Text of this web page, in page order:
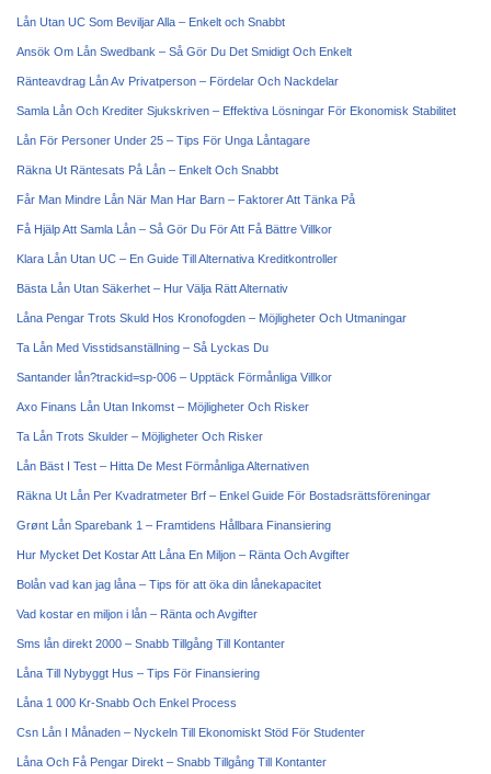
Lån Utan UC Som Beviljar Alla – Enkelt och Snabbt
Ansök Om Lån Swedbank – Så Gör Du Det Smidigt Och Enkelt
Ränteavdrag Lån Av Privatperson – Fördelar Och Nackdelar
Samla Lån Och Krediter Sjukskriven – Effektiva Lösningar För Ekonomisk Stabilitet
Lån För Personer Under 25 – Tips För Unga Låntagare
Räkna Ut Räntesats På Lån – Enkelt Och Snabbt
Får Man Mindre Lån När Man Har Barn – Faktorer Att Tänka På
Få Hjälp Att Samla Lån – Så Gör Du För Att Få Bättre Villkor
Klara Lån Utan UC – En Guide Till Alternativa Kreditkontroller
Bästa Lån Utan Säkerhet – Hur Välja Rätt Alternativ
Låna Pengar Trots Skuld Hos Kronofogden – Möjligheter Och Utmaningar
Ta Lån Med Visstidsanställning – Så Lyckas Du
Santander lån?trackid=sp-006 – Upptäck Förmånliga Villkor
Axo Finans Lån Utan Inkomst – Möjligheter Och Risker
Ta Lån Trots Skulder – Möjligheter Och Risker
Lån Bäst I Test – Hitta De Mest Förmånliga Alternativen
Räkna Ut Lån Per Kvadratmeter Brf – Enkel Guide För Bostadsrättsföreningar
Grønt Lån Sparebank 1 – Framtidens Hållbara Finansiering
Hur Mycket Det Kostar Att Låna En Miljon – Ränta Och Avgifter
Bolån vad kan jag låna – Tips för att öka din lånekapacitet
Vad kostar en miljon i lån – Ränta och Avgifter
Sms lån direkt 2000 – Snabb Tillgång Till Kontanter
Låna Till Nybyggt Hus – Tips För Finansiering
Låna 1 000 Kr-Snabb Och Enkel Process
Csn Lån I Månaden – Nyckeln Till Ekonomiskt Stöd För Studenter
Låna Och Få Pengar Direkt – Snabb Tillgång Till Kontanter